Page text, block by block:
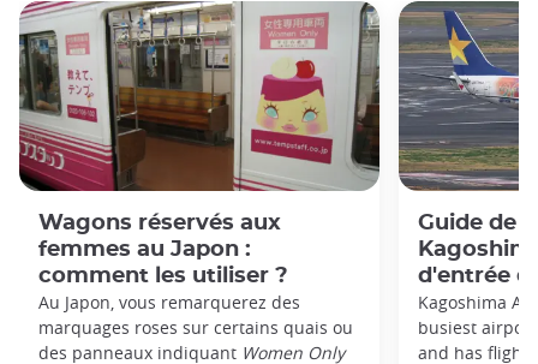
Wagons réservés aux
femmes au Japon :
comment les utiliser ?
Au Japon, vous remarquerez des
marquages roses sur certains quais ou
des panneaux indiquant Women Only
Guide de
d'entrée
Kagoshima
busiest
and has flights